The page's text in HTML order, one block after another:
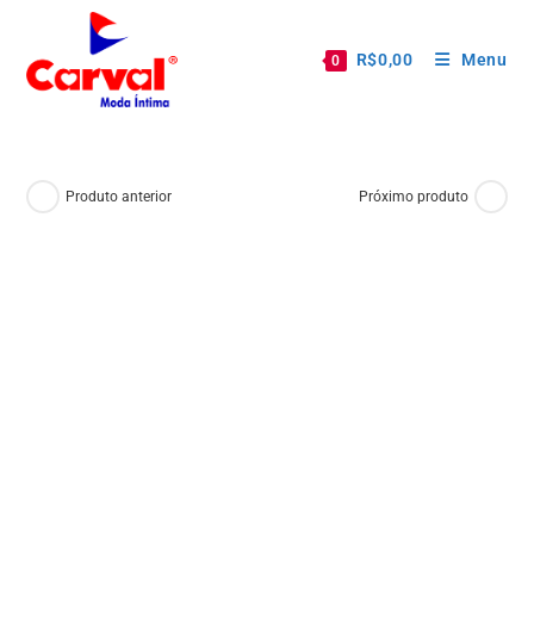
0 R$0,00 Menu
Produto anterior Próximo produto